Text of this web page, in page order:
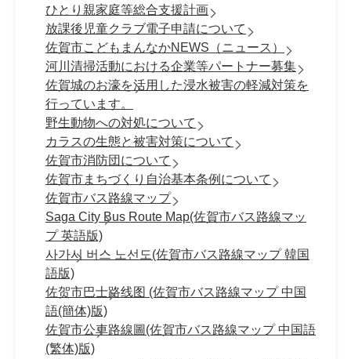
ひとり親家庭等総合支援計画
放課後児童クラブ電子申請について
佐賀市こどもまんなかNEWS（ニュース）
河川清掃活動における企業等パートナー募集
佐賀城のお濠を活用した浸水被害の軽減対策を
行っています。
野生動物への対処について
カラスの生態と被害対策について
佐賀市消防団について
佐賀市まちづくり自治基本条例について
佐賀市バス路線マップ
Saga City Bus Route Map(佐賀市バス路線マッ
プ 英語版)
사가시 버스 노선도(佐賀市バス路線マップ 韓国
語版)
佐贺市巴士路线图 (佐賀市バス路線マップ 中国
語(簡体)版)
佐賀市公車路線圖(佐賀市バス路線マップ 中国語
(繁体)版)